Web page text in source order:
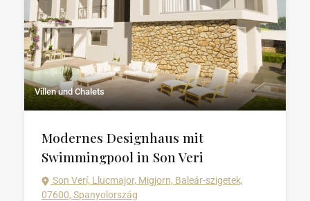
Villen und Chalets
Modernes Designhaus mit
Swimmingpool in Son Veri
Son Verí, Llucmajor, Migjorn, Baleár-szigetek,
07600, Spanyolország